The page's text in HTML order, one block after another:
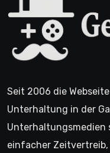
Seit 2006 die
Unterhaltung in der
Unterhaltungsmedien
einfacher Zeitvertreib,